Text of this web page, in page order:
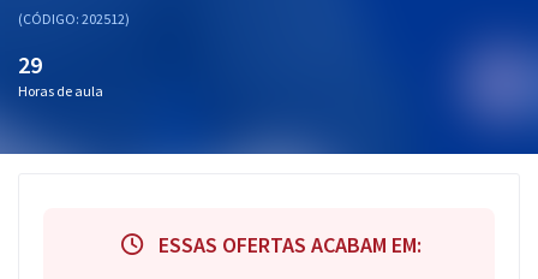
(CÓDIGO: 202512)
29
Horas de aula
ESSAS OFERTAS ACABAM EM: